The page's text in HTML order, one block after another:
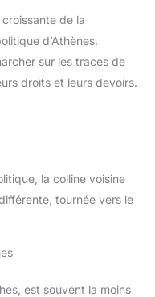
de la
d’Athènes.
sur les traces de
droits et leurs devoirs.
la colline voisine
tournée vers le
est souvent la moins